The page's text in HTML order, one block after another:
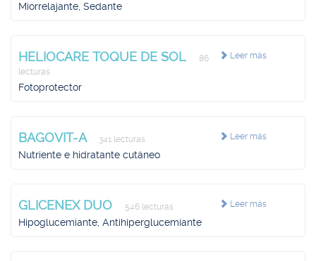
Miorrelajante, Sedante
Leer más
HELIOCARE TOQUE DE SOL
86
lecturas
Fotoprotector
Leer más
BAGOVIT-A 341 lecturas
Nutriente e hidratante cutáneo
Leer más
GLICENEX DUO 546 lecturas
Hipoglucemiante, Antihiperglucemiante